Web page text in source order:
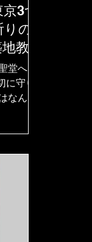
3つ
の
教
、
へ。
守り
なん
リッ